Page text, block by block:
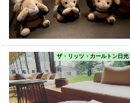
ザ・リッツ・カールトン日光